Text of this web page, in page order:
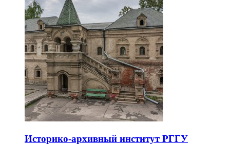
Историко-архивный институт РГГУ